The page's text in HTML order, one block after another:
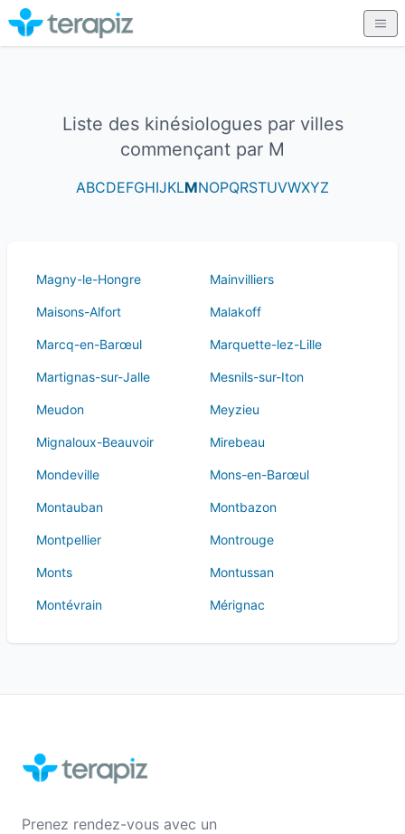
Liste des kinésiologues par villes
commençant par M
ABCDEFGHIJKLMNOPQRSTUVWXYZ
Magny-le-Hongre Mainvilliers
Maisons-Alfort Malakoff
Marcq-en-Barœul Marquette-lez-Lille
Martignas-sur-Jalle Mesnils-sur-Iton
Meudon Meyzieu
Mignaloux-Beauvoir Mirebeau
Mondeville Mons-en-Barœul
Montauban Montbazon
Montpellier Montrouge
Monts Montussan
Montévrain Mérignac
Prenez rendez-vous avec un